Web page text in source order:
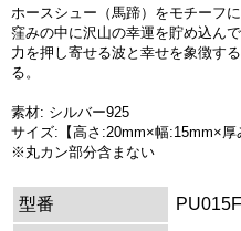
ホースシュー（馬蹄）をモチーフに
窪みの中に沢山の幸運を貯め込んで
力を押し寄せる波と幸せを象徴す
る。
素材: シルバー925
サイズ:【高さ:20mm×幅:15mm×厚
※丸カン部分含まない
型番
PU015F